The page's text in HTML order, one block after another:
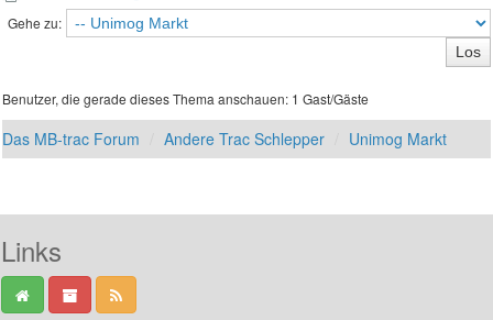
Gehe zu:
Benutzer, die gerade dieses Thema anschauen: 1 Gast/Gäste
Das MB-trac Forum Andere Trac Schlepper Unimog Markt
Links